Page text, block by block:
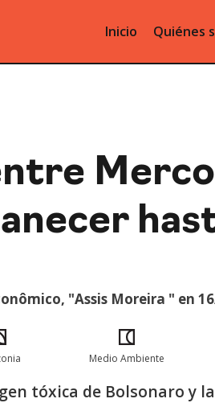
Inicio Quiénes
"Assis Moreira " en
Medio Ambiente
tóxica de Bolsonaro y